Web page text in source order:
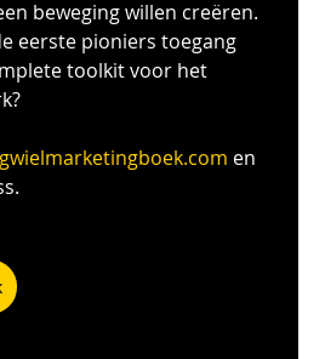
beweging willen creëren.
eerste pioniers toegang
toolkit voor het
en